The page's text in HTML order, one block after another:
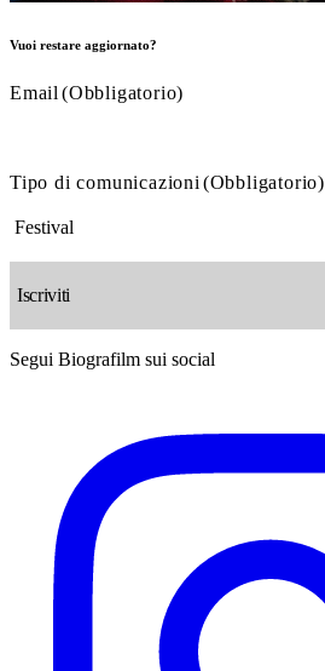
Vuoi restare aggiornato?
Email (Obbligatorio)
Tipo di comunicazioni (Obbligatorio)
Segui Biografilm sui social